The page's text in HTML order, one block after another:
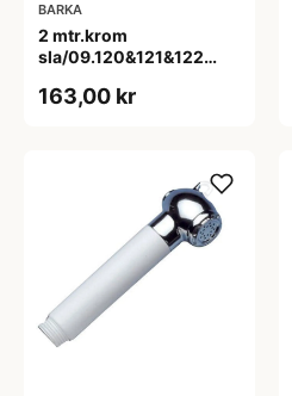
BARKA
2 mtr.krom
sla/09.120&121&122
163,00 kr